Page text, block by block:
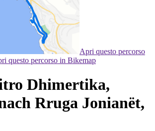
Apri questo percorso
questo percorso in Bikemap
Dhimertika,
Rruga Jonianët,